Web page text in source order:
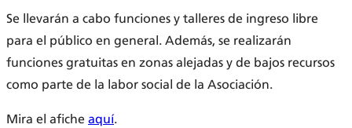
Se llevarán a cabo funciones y talleres de ingreso libre
para el público en general. Además, se realizarán
funciones gratuitas en zonas alejadas y de bajos recursos
como parte de la labor social de la Asociación.
Mira el afiche aquí.